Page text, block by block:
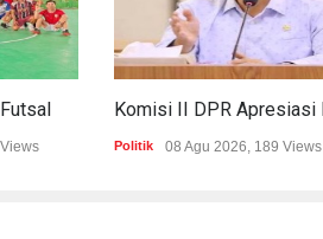
Politik 08 Agu 2026, 189 Views